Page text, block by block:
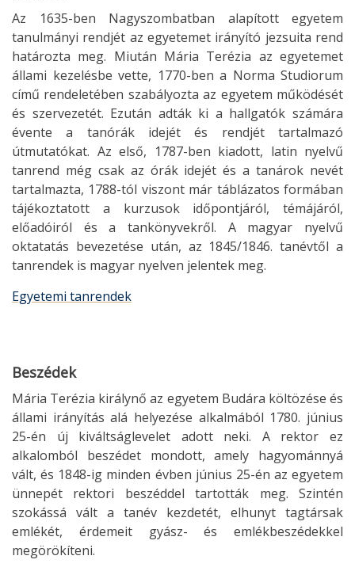
Az 1635-ben Nagyszombatban alapított egyetem
tanulmányi rendjét az egyetemet irányító jezsuita rend
határozta meg. Miután Mária Terézia az egyetemet
állami kezelésbe vette, 1770-ben a Norma Studiorum
című rendeletében szabályozta az egyetem működését
és szervezetét. Ezután adták ki a hallgatók számára
évente a tanórák idejét és rendjét tartalmazó
útmutatókat. Az első, 1787-ben kiadott, latin nyelvű
tanrend még csak az órák idejét és a tanárok nevét
tartalmazta, 1788-tól viszont már táblázatos formában
tájékoztatott a kurzusok időpontjáról, témájáról,
előadóiról és a tankönyvekről. A magyar nyelvű
oktatatás bevezetése után, az 1845/1846. tanévtől a
tanrendek is magyar nyelven jelentek meg.
Egyetemi tanrendek
Beszédek
Mária Terézia királynő az egyetem Budára költözése és
állami irányítás alá helyezése alkalmából 1780. június
25-én új kiváltságlevelet adott neki. A rektor ez
alkalomból beszédet mondott, amely hagyománnyá
vált, és 1848-ig minden évben június 25-én az egyetem
ünnepét rektori beszéddel tartották meg. Szintén
szokássá vált a tanév kezdetét, elhunyt tagtársak
emlékét, érdemeit gyász- és emlékbeszédekkel
megörökíteni.